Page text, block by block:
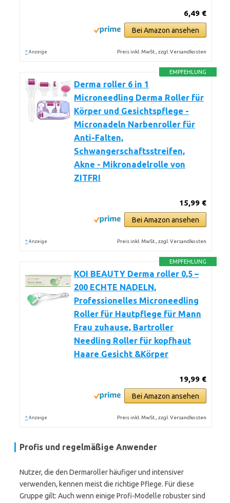
6,49 €
Bei Amazon ansehen
* Anzeige Preis inkl. MwSt., zzgl. Versandkosten
EMPFEHLUNG
Derma roller 6 in 1
Microneedling Derma Roller für
Körper und Gesichtspflege -
Micronadeln Narbenroller für
Anti-Falten,
Schwangerschaftsstreifen,
Akne - Mikronadelrolle von
ZITFRI
15,99 €
Bei Amazon ansehen
* Anzeige Preis inkl. MwSt., zzgl. Versandkosten
EMPFEHLUNG
KOI BEAUTY Derma roller 0,5 –
200 ECHTE NADELN,
Professionelles Microneedling
Roller für Hautpflege für Mann
Frau zuhause, Bartroller
Needling Roller für kopfhaut
Haare Gesicht &Körper
19,99 €
Bei Amazon ansehen
* Anzeige Preis inkl. MwSt., zzgl. Versandkosten
Profis und regelmäßige Anwender
Nutzer, die den Dermaroller häufiger und intensiver
verwenden, kennen meist die richtige Pflege. Für diese
Gruppe gilt: Auch wenn einige Profi-Modelle robuster sind